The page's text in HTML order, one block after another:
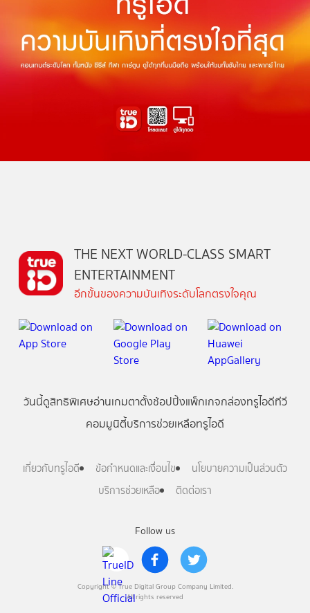
Follow us
Copyright © True Digital Group Company Limited.
All rights reserved
THE NEXT WORLD-CLASS SMART
ENTERTAINMENT
อีกขั้นของความบันเทิงระดับโลกตรงใจคุณ
วันนี้ดูสิทธิพิเศษอ่านเกมตาตั้งช้อปปิ้งแพ็กเกจกล่องทรูไอดีทีวี
คอมมูนิตี้บริการช่วยเหลือทรูไอดี
เกี่ยวกับทรูไอดี ข้อกำหนดและเงื่อนไข
นโยบายความเป็นส่วนตัว
บริการช่วยเหลือ
ติดต่อเรา